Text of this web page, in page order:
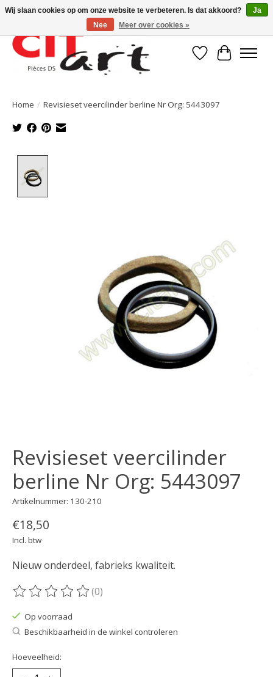
Verlanglijst
Home / Revisieset veercilinder berline Nr Org: 5443097
Revisieset veercilinder
berline Nr Org: 5443097
Artikelnummer: 130-210
€18,50
Incl. btw
Nieuw onderdeel, fabrieks kwaliteit.
De beoordeling van dit product is
(0)
Op voorraad
Beschikbaarheid in de winkel controleren
Hoeveelheid:
Wij slaan cookies op om onze website te verbeteren. Is dat akkoord?
Ja
Nee
Meer over cookies »